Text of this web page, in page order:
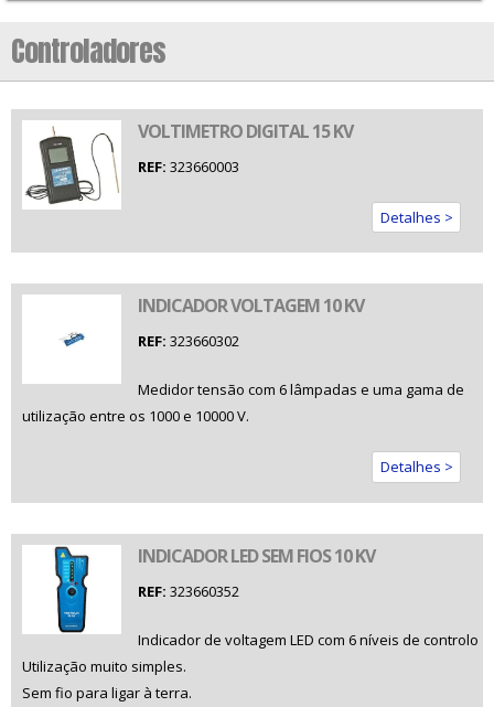
Controladores
VOLTIMETRO DIGITAL 15 KV
REF: 323660003
Detalhes >
INDICADOR VOLTAGEM 10 KV
REF: 323660302
Medidor tensão com 6 lâmpadas e uma gama de
utilização entre os 1000 e 10000 V.
Detalhes >
INDICADOR LED SEM FIOS 10 KV
REF: 323660352
Indicador de voltagem LED com 6 níveis de controlo
Utilização muito simples.
Sem fio para ligar à terra.